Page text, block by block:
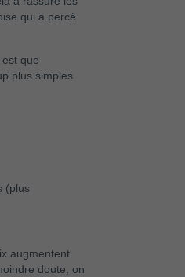
qui a percé
que
plus simples
(plus
augmentent
doute, on